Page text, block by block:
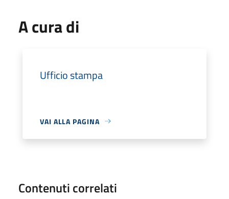
A cura di
Ufficio stampa
VAI ALLA PAGINA
Contenuti correlati